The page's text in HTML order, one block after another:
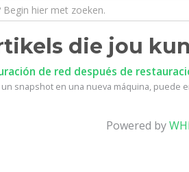
die jou
de red después de
snapshot en una nueva máquina, puede
Powered by